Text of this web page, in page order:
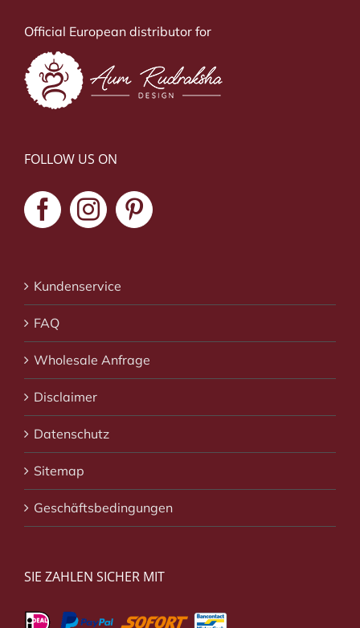
Official European distributor for
FOLLOW US ON
Kundenservice
FAQ
Wholesale Anfrage
Disclaimer
Datenschutz
Sitemap
Geschäftsbedingungen
SIE ZAHLEN SICHER MIT